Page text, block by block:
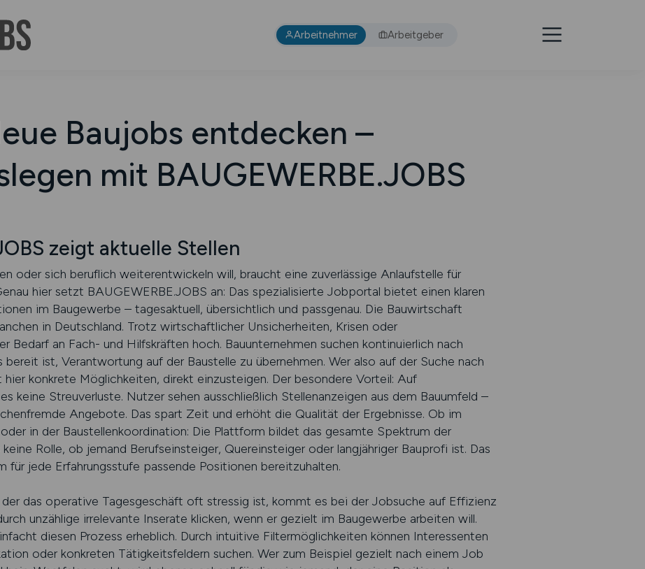
Arbeitnehmer Arbeitgeber
Baujobs entdecken –
mit BAUGEWERBE.JOBS
zeigt aktuelle Stellen
oder sich beruflich weiterentwickeln will, braucht eine zuverlässige Anlaufstelle für
hier setzt BAUGEWERBE.JOBS an: Das spezialisierte Jobportal bietet einen klaren
im Baugewerbe – tagesaktuell, übersichtlich und passgenau. Die Bauwirtschaft
in Deutschland. Trotz wirtschaftlicher Unsicherheiten, Krisen oder
Bedarf an Fach- und Hilfskräften hoch. Bauunternehmen suchen kontinuierlich nach
bereit ist, Verantwortung auf der Baustelle zu übernehmen. Wer also auf der Suche nach
konkrete Möglichkeiten, direkt einzusteigen. Der besondere Vorteil: Auf
keine Streuverluste. Nutzer sehen ausschließlich Stellenanzeigen aus dem Bauumfeld –
Angebote. Das spart Zeit und erhöht die Qualität der Ergebnisse. Ob im
in der Baustellenkoordination: Die Plattform bildet das gesamte Spektrum der
Rolle, ob jemand Berufseinsteiger, Quereinsteiger oder langjähriger Bauprofi ist. Das
für jede Erfahrungsstufe passende Positionen bereitzuhalten.
der das operative Tagesgeschäft oft stressig ist, kommt es bei der Jobsuche auf Effizienz
unzählige irrelevante Inserate klicken, wenn er gezielt im Baugewerbe arbeiten will.
diesen Prozess erheblich. Durch intuitive Filtermöglichkeiten können Interessenten
oder konkreten Tätigkeitsfeldern suchen. Wer zum Beispiel gezielt nach einem Job